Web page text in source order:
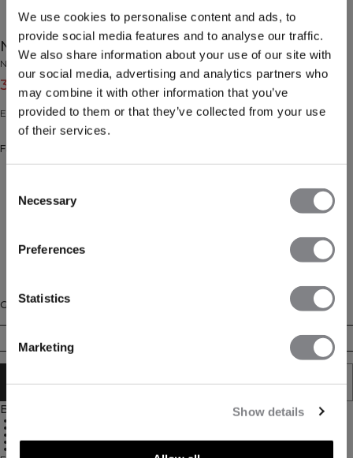
We use cookies to personalise content and ads, to
provide social media features and to analyse our traffic.
We also share information about your use of our site with
our social media, advertising and analytics partners who
may combine it with other information that you’ve
provided to them or that they’ve collected from your use
of their services.
Selection
Necessary
Preferences
Statistics
Marketing
Show details
Nimble Strappy Tank Top W Black
Nimble Collection
31€ (-20%)
Eng anliegendes Top mit schmalen Trägern
Farbe: Black
Größe
XXL
IN DEN WARENKORB LEGEN
Beschreibung
Feuchtigkeitsableitendes Material für mehr Komfort